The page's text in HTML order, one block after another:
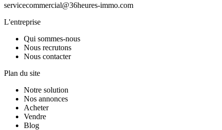
servicecommercial@36heures-immo.com
L'entreprise
Qui sommes-nous
Nous recrutons
Nous contacter
Plan du site
Notre solution
Nos annonces
Acheter
Vendre
Blog